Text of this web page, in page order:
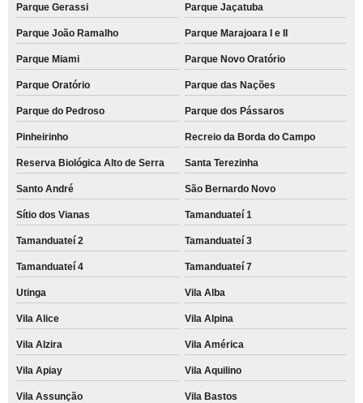
Parque Gerassi Parque Jaçatuba
Parque João Ramalho Parque Marajoara I e II
Parque Miami Parque Novo Oratório
Parque Oratório Parque das Nações
Parque do Pedroso Parque dos Pássaros
Pinheirinho Recreio da Borda do Campo
Reserva Biológica Alto de Serra Santa Terezinha
Santo André São Bernardo Novo
Sítio dos Vianas Tamanduateí 1
Tamanduateí 2 Tamanduateí 3
Tamanduateí 4 Tamanduateí 7
Utinga Vila Alba
Vila Alice Vila Alpina
Vila Alzira Vila América
Vila Apiay Vila Aquilino
Vila Assunção Vila Bastos